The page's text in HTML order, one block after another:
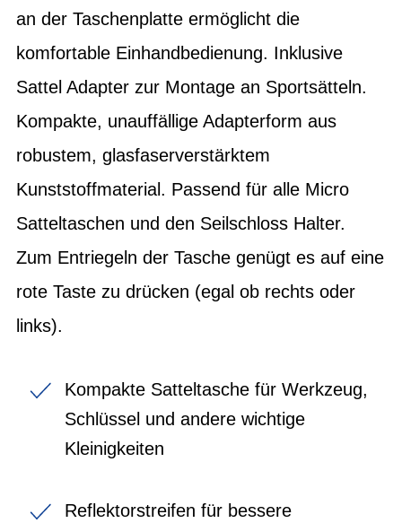
an der Taschenplatte ermöglicht die
komfortable Einhandbedienung. Inklusive
Sattel Adapter zur Montage an Sportsätteln.
Kompakte, unauffällige Adapterform aus
robustem, glasfaserverstärktem
Kunststoffmaterial. Passend für alle Micro
Satteltaschen und den Seilschloss Halter.
Zum Entriegeln der Tasche genügt es auf eine
rote Taste zu drücken (egal ob rechts oder
links).
Kompakte Satteltasche für Werkzeug,
Schlüssel und andere wichtige
Kleinigkeiten
Reflektorstreifen für bessere